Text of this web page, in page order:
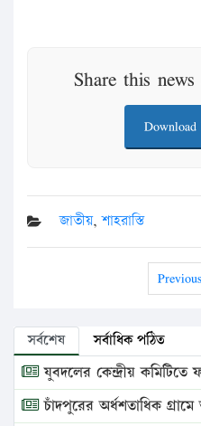
Share this
জাতীয়,শাহরাস্তি
Previous
সর্বশেষ সর্বাধিক পঠিত
যুবদলের কেন্দ্রীয় কমিটিতে
চাঁদপুরের অর্ধশতাধিক